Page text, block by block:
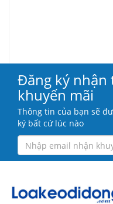
Đăng ký nhận
khuyến mãi
Thông tin của bạn sẽ
ký bất cứ lúc nào